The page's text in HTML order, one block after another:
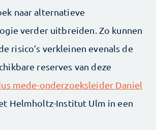
naar alternatieve
verder uitbreiden. Zo kunnen
risico’s verkleinen evenals de
reserves van deze
mede-onderzoeksleider Daniel
Helmholtz-Institut Ulm in een